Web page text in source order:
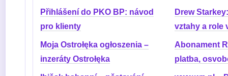
Přihlášení do PKO BP: návod
pro klienty
Drew
vztahy a role
Moja Ostrołęka ogłoszenia –
inzeráty Ostrołęka
Abonament
platba,